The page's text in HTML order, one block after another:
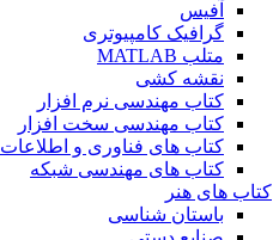
آفیس
گرافیک کامپیوتری
متلب MATLAB
نقشه کشی
کتاب مهندسی نرم افزار
کتاب مهندسی سخت افزار
کتاب های فناوری و اطلاعات IT
کتاب های مهندسی شبکه
کتاب های هنر
باستان شناسی